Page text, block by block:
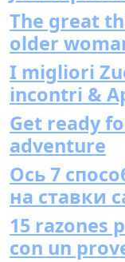
The great
older
I migliori
incontri &
Get ready
adventure
Ось 7
на ставки
15 razones
con un